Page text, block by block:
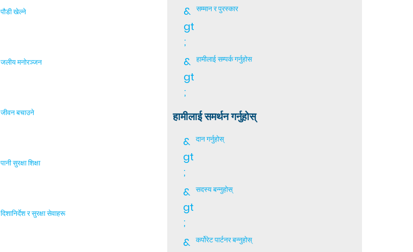
पौडी खेल्ने
जलीय मनोरञ्जन
जीवन बचाउने
पानी सुरक्षा शिक्षा
दिशानिर्देश र सुरक्षा सेवाहरू
&
gt
;
सम्मान र पुरस्कार
&
gt
;
हामीलाई सम्पर्क गर्नुहोस
हामीलाई समर्थन गर्नुहोस्
&
gt
;
दान गर्नुहोस्
&
gt
;
सदस्य बन्नुहोस्
&
कर्पोरेट पार्टनर बन्नुहोस्